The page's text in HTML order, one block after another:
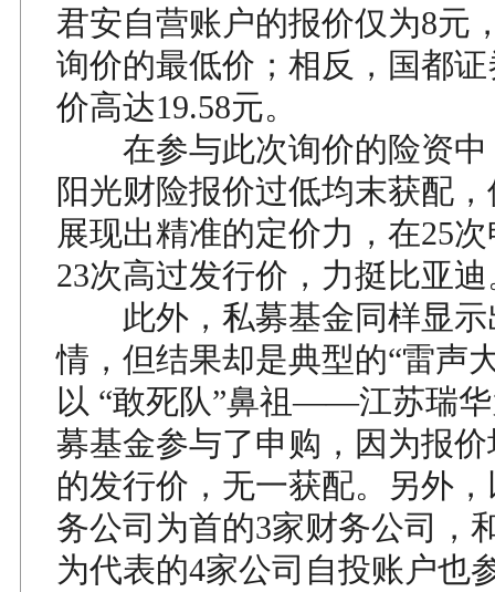
君安自营账户的报价仅为8元
询价的最低价；相反，国都
价高达19.58元。
在参与此次询价的险资中
阳光财险报价过低均末获配
展现出精准的定价力，在25
23次高过发行价，力挺比亚迪
此外，私募基金同样显示
情，但结果却是典型的“雷声
以 “敢死队”鼻祖——江苏瑞
募基金参与了申购，因为报
的发行价，无一获配。另外
务公司为首的3家财务公司，
为代表的4家公司自投账户也